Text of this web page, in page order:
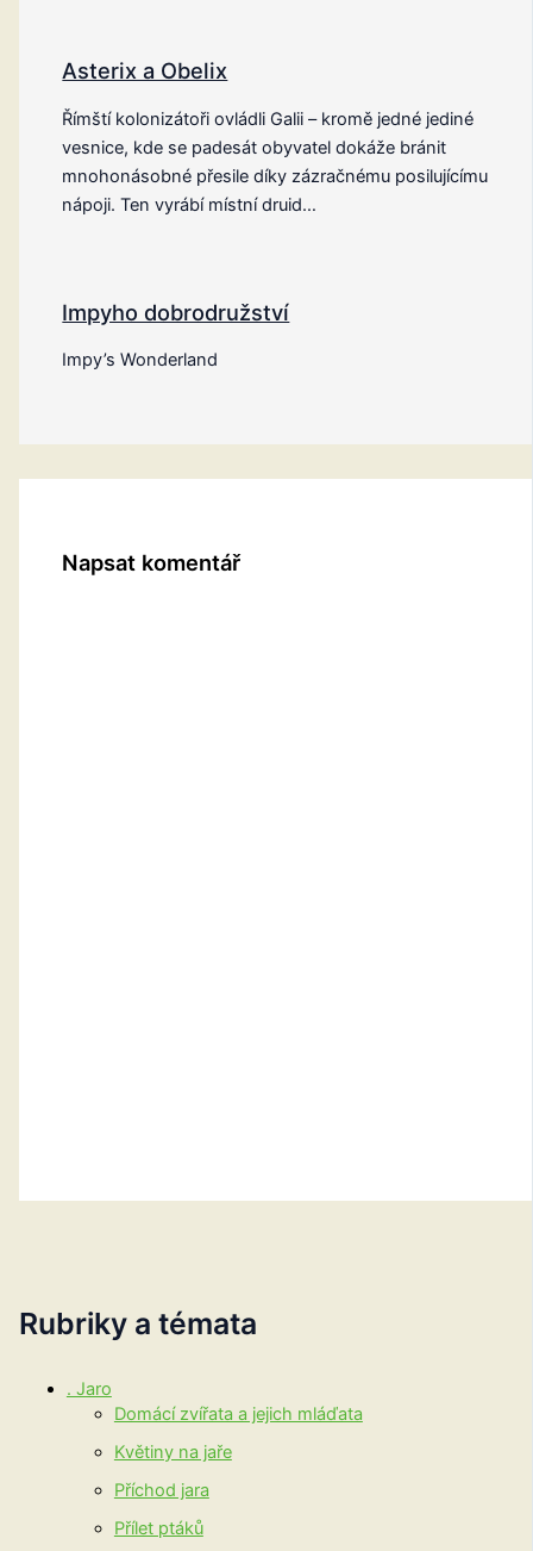
Rubriky a témata
. Jaro
Domácí zvířata a jejich mláďata
Květiny na jaře
Příchod jara
Přílet ptáků
Asterix a Obelix
Římští kolonizátoři ovládli Galii – kromě jedné jediné
vesnice, kde se padesát obyvatel dokáže bránit
mnohonásobné přesile díky zázračnému posilujícímu
nápoji. Ten vyrábí místní druid…
Impyho dobrodružství
Impy’s Wonderland
Napsat komentář